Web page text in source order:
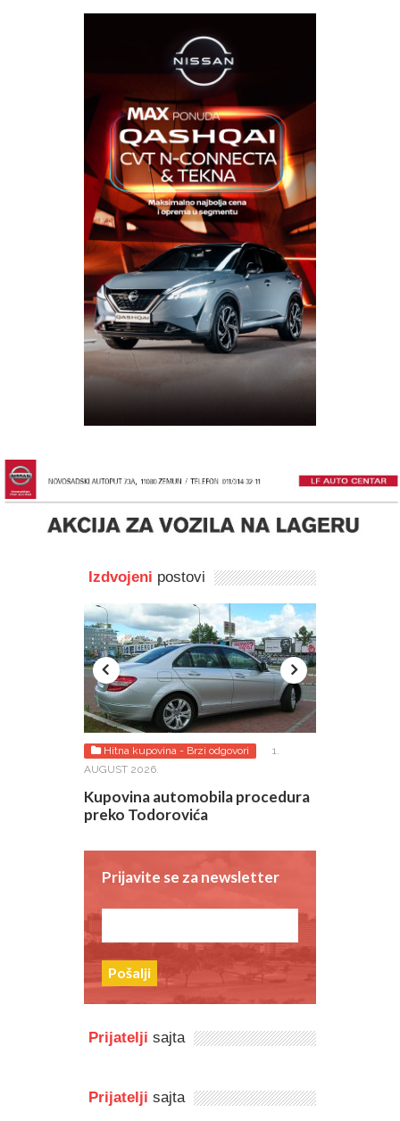
Izdvojeni postovi
Hitna kupovina - Brzi odgovori
1.
AUGUST 2026.
Kupovina automobila procedura
preko Todorovića
Prijavite se za newsletter
Pošalji
Prijatelji sajta
Prijatelji sajta